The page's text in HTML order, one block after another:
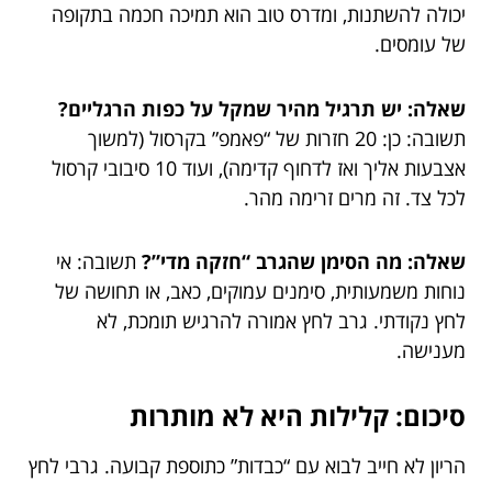
יכולה להשתנות, ומדרס טוב הוא תמיכה חכמה בתקופה
של עומסים.
שאלה: יש תרגיל מהיר שמקל על כפות הרגליים?
תשובה: כן: 20 חזרות של “פאמפ” בקרסול (למשוך
אצבעות אליך ואז לדחוף קדימה), ועוד 10 סיבובי קרסול
לכל צד. זה מרים זרימה מהר.
שאלה: מה הסימן שהגרב “חזקה מדי”? תשובה: אי
נוחות משמעותית, סימנים עמוקים, כאב, או תחושה של
לחץ נקודתי. גרב לחץ אמורה להרגיש תומכת, לא
מענישה.
סיכום: קלילות היא לא מותרות
הריון לא חייב לבוא עם “כבדות” כתוספת קבועה. גרבי לחץ